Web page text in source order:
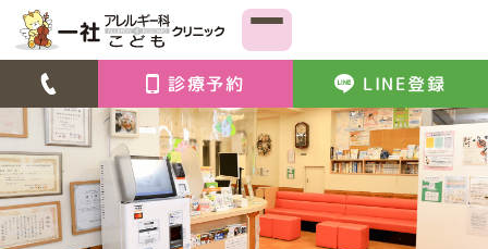
診療予約 LINE登録